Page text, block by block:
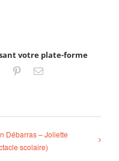
votre plate-forme
Tumblr PinterestEmail
Débarras – Joliette
scolaire)